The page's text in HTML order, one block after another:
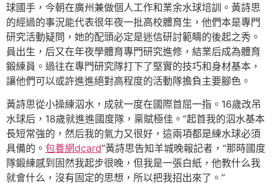
球國手，今朝在廣州兼做個人工作和業余水球培訓。黃詩思
的經過的事況能代表很年夜一批高校體育生，他們本是專門
研究活動疑問，她的配頭必定是迷信研討範疇的後起之秀。
員出生，后又在年夜學體育專門研究進修，結業后成為體育
鍛練員。過往在專門研究隊打下了堅實的技巧和身材基本，
讓他們可以或許進進絕對高程度的活動隊擔負主要腳色。
黃詩思從小操練泅水，成就一度在國際首屈一指。16歲改吊
水球后，18歲就進進國度隊，稟賦極佳。“起首我的泅水基本
長短常強的，然后我的氣力又很好，這兩項都是練水球必須
具備的。 包養網dcard”黃詩思告知羊城晚報記者，“那時國度
隊鍛練感到固然我起步很晚，但我是一張白紙，他教什么我
就會什么，沒有固定的思想，所以把我招出來了。”